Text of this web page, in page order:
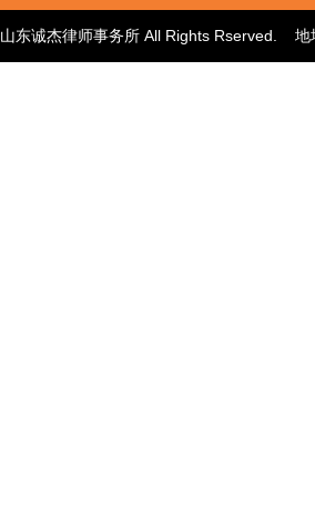
山东诚杰律师事务所 All Rights Rserved.